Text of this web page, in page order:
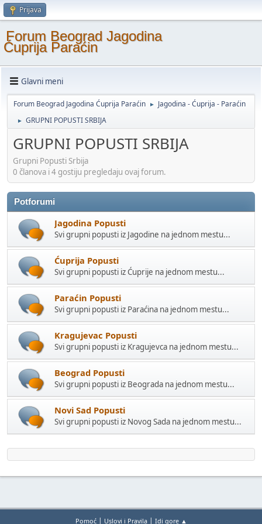
Prijava
Forum Beograd Jagodina
Ćuprija Paraćin
Glavni meni
Forum Beograd Jagodina Ćuprija Paraćin ► Jagodina - Ćuprija - Paraćin
► GRUPNI POPUSTI SRBIJA
GRUPNI POPUSTI SRBIJA
Grupni Popusti Srbija
0 članova i 4 gostiju pregledaju ovaj forum.
Potforumi
Jagodina Popusti
Svi grupni popusti iz Jagodine na jednom mestu...
Ćuprija Popusti
Svi grupni popusti iz Ćuprije na jednom mestu...
Paraćin Popusti
Svi grupni popusti iz Paraćina na jednom mestu...
Kragujevac Popusti
Svi grupni popusti iz Kragujevca na jednom mestu...
Beograd Popusti
Svi grupni popusti iz Beograda na jednom mestu...
Novi Sad Popusti
Svi grupni popusti iz Novog Sada na jednom mestu...
Pomoć| Uslovi i Pravila| Idi gore ▲